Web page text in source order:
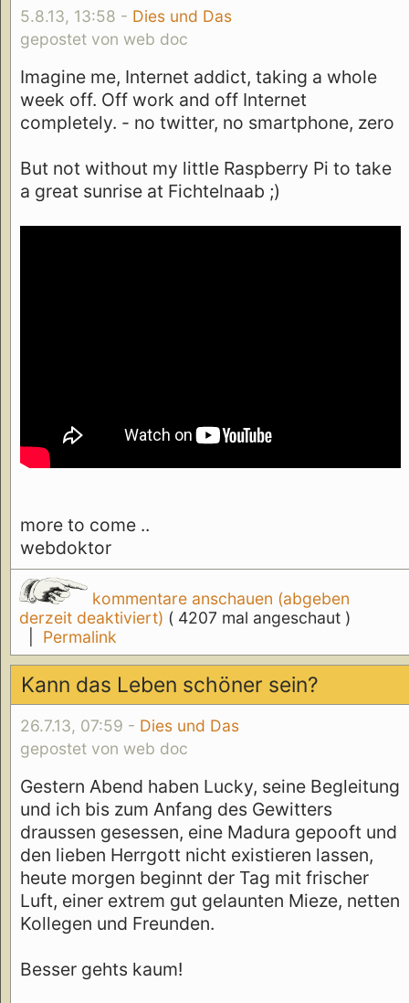
5.8.13, 13:58 - Dies und Das
gepostet von web doc
Imagine me, Internet addict, taking a whole
week off. Off work and off Internet
completely. - no twitter, no smartphone, zero
But not without my little Raspberry Pi to take
a great sunrise at Fichtelnaab ;)
more to come ..
webdoktor
kommentare anschauen (abgeben
derzeit deaktiviert) ( 4207 mal angeschaut )
Permalink
Kann das Leben schöner sein?
26.7.13, 07:59 - Dies und Das
gepostet von web doc
Gestern Abend haben Lucky, seine Begleitung
und ich bis zum Anfang des Gewitters
draussen gesessen, eine Madura gepooft und
den lieben Herrgott nicht existieren lassen,
heute morgen beginnt der Tag mit frischer
Luft, einer extrem gut gelaunten Mieze, netten
Kollegen und Freunden.
Besser gehts kaum!